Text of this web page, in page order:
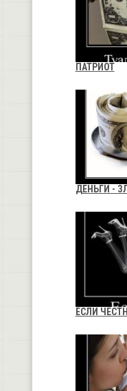
ПАТРИОТ
ДЕНЬГИ -
ЕСЛИ